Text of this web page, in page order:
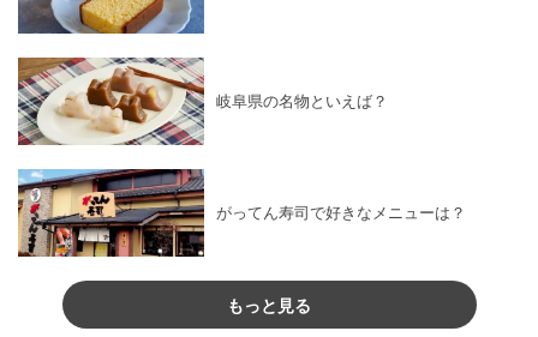
岐阜県の名物といえば？
がってん寿司で好きなメニューは？
もっと見る